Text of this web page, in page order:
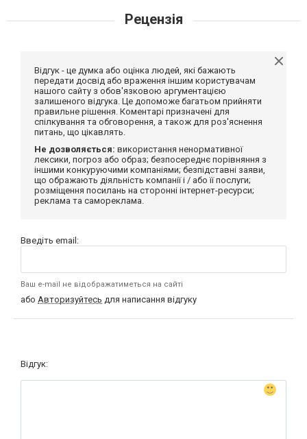
Рецензія
Відгук - це думка або оцінка людей, які бажають
передати досвід або враження іншим користувачам
нашого сайту з обов'язковою аргументацією
залишеного відгука. Це допоможе багатьом прийняти
правильне рішення. Коментарі призначені для
спілкування та обговорення, а також для роз'яснення
питань, що цікавлять.
Не дозволяється: використання ненормативної
лексики, погроз або образ; безпосереднє порівняння з
іншими конкуруючими компаніями; безпідставні заяви,
що ображають діяльність компанії і / або її послуги;
розміщення посилань на сторонні інтернет-ресурси;
реклама та самореклама.
Введіть email:
Ваш e-mail не відображатиметься на сайті
або Авторизуйтесь для написання відгуку
Відгук: